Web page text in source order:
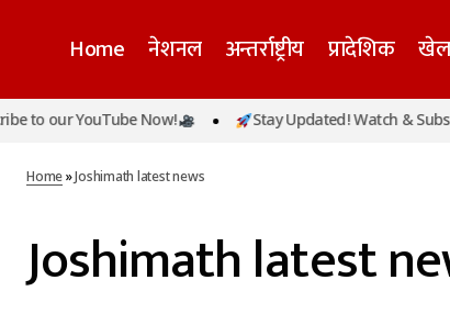
Home नेशनल अन्तर्राष्ट्रीय प्रादेशिक खेल
to our YouTube Now! Stay Updated! Watch &
Home»Joshimath latest news
Joshimath latest